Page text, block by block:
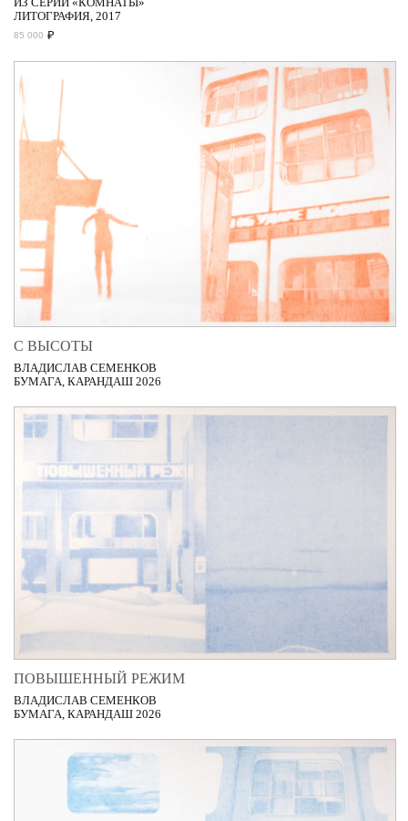
ЛИТОГРАФИЯ, 2017
85 000 ₽
С ВЫСОТЫ
ВЛАДИСЛАВ СЕМЕНКОВ
БУМАГА, КАРАНДАШ 2026
ПОВЫШЕННЫЙ РЕЖИМ
ВЛАДИСЛАВ СЕМЕНКОВ
БУМАГА, КАРАНДАШ 2026